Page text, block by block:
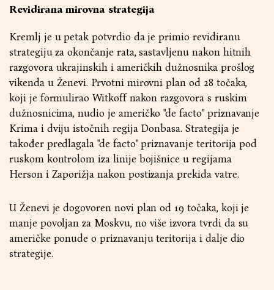
Revidirana mirovna strategija
Kremlj je u petak potvrdio da je primio revidiranu
strategiju za okončanje rata, sastavljenu nakon hitnih
razgovora ukrajinskih i američkih dužnosnika prošlog
vikenda u Ženevi. Prvotni mirovni plan od 28 točaka,
koji je formulirao Witkoff nakon razgovora s ruskim
dužnosnicima, nudio je američko "de facto" priznavanje
Krima i dviju istočnih regija Donbasa. Strategija je
također predlagala "de facto" priznavanje teritorija pod
ruskom kontrolom iza linije bojišnice u regijama
Herson i Zaporižja nakon postizanja prekida vatre.
U Ženevi je dogovoren novi plan od 19 točaka, koji je
manje povoljan za Moskvu, no više izvora tvrdi da su
američke ponude o priznavanju teritorija i dalje dio
strategije.